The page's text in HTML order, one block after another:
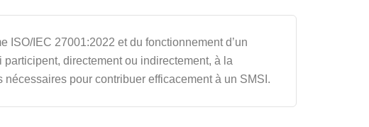
ISO/IEC 27001:2022 et du fonctionnement d’un
directement ou indirectement, à la
pour contribuer efficacement à un SMSI.